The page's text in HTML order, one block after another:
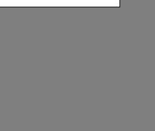
teilweise an